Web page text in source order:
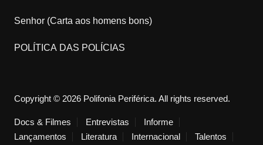
Senhor (Carta aos homens bons)
POLÍTICA DAS POLÍCIAS
Copyright © 2026 Polifonia Periférica. All rights reserved.
Docs & Filmes Entrevistas
Informe
Lançamentos
Literatura Internacional Talentos